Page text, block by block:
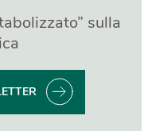
sulla